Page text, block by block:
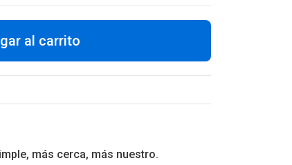
al carrito
más cerca, más nuestro.